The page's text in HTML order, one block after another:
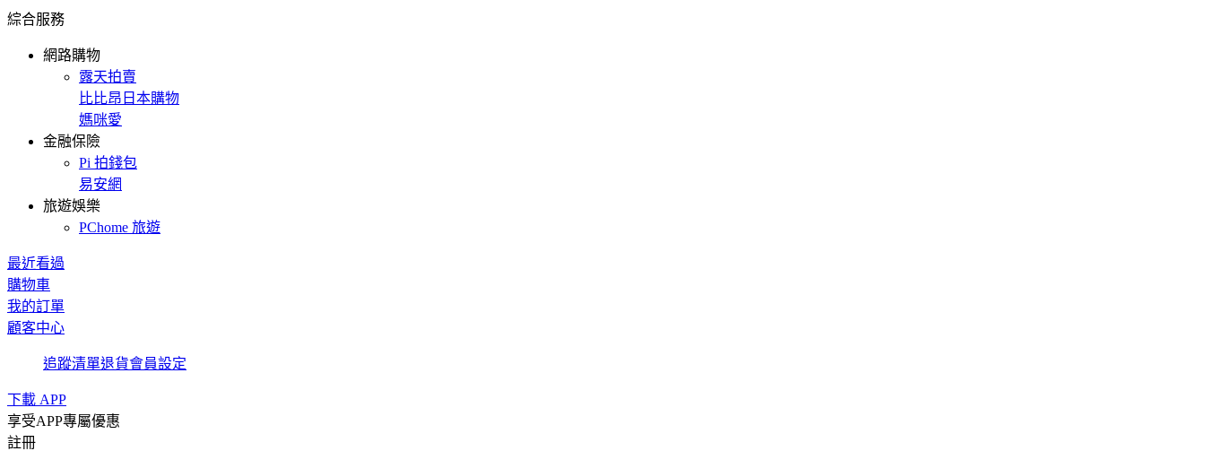
綜合服務
網路購物
露天拍賣
比比昂日本購物
媽咪愛
金融保險
Pi 拍錢包
易安網
旅遊娛樂
PChome 旅遊
最近看過
購物車
我的訂單
顧客中心
追蹤清單退貨會員設定
下載 APP
享受APP專屬優惠
註冊